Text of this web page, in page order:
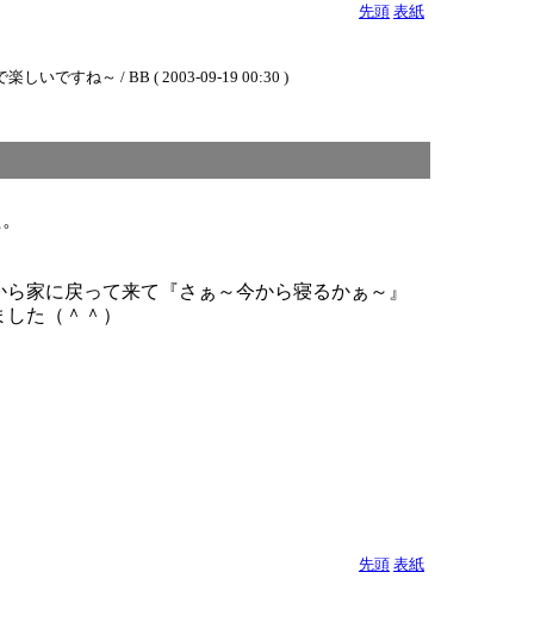
先頭 表紙
しいですね～ / BB ( 2003-09-19 00:30 )
家に戻って来て『さぁ～今から寝るかぁ～』
た（＾＾）
先頭 表紙